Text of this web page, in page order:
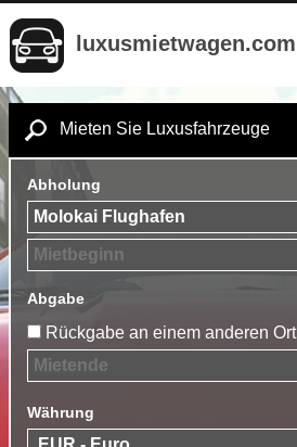
luxusmietwagen.com
Mieten Sie Luxusfahrzeuge
Abholung
Abgabe
Rückgabe an einem anderen Ort
Währung